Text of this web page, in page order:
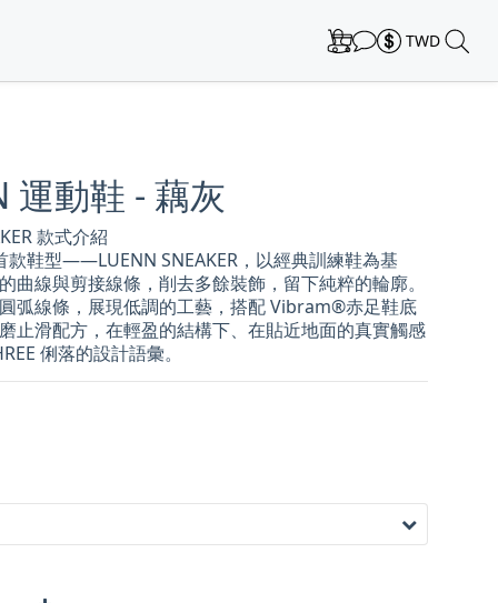
TWD
運動鞋 - 藕灰
款式介紹
款鞋型——LUENN SNEAKER，以經典訓練鞋為基
曲線與剪接線條，削去多餘裝飾，留下純粹的輪廓。
弧線條，展現低調的工藝，搭配 Vibram®赤足鞋底
止滑配方，在輕盈的結構下、在貼近地面的真實觸感
俐落的設計語彙。